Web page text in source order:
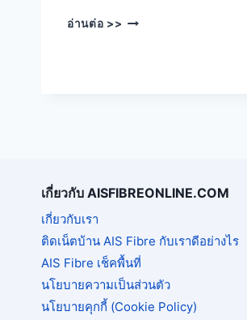
อ่านต่อ >> ติด
ที่
ส่วน
ใหญ่
เลือก
ใช้
บริการ
เกี่ยวกับ AISFIBREONLINE.COM
เกี่ยวกับเรา
ติดเน็ตบ้าน AIS Fibre กับเราดีอย่างไร
AIS Fibre เช็คพื้นที่
นโยบายความเป็นส่วนตัว
นโยบายคุกกี้ (Cookie Policy)